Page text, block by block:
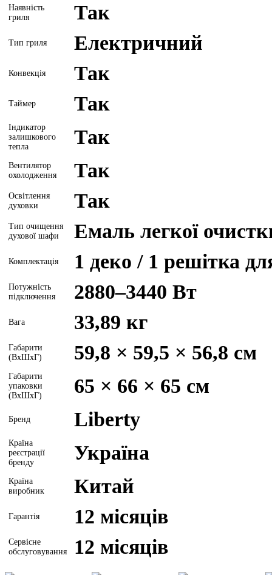
Наявність
гриля
Так
Тип гриля Електричний
Конвекція Так
Таймер Так
Індикатор
залишкового
тепла
Так
Вентилятор
охолодження
Так
Освітлення
духовки
Так
Тип очищення
духової шафи
Емаль легкої
Комплектація 1 деко / 1 решітка
Потужність
підключення
2880–3440 Вт
Вага 33,89 кг
Габарити
(ВхШхГ)
59,8 × 59,5 × 56,8 см
Габарити
упаковки
(ВхШхГ)
65 × 66 × 65 см
Бренд Liberty
Країна
реєстрації
бренду
Україна
Країна
виробник
Китай
Гарантія 12 місяців
Сервісне
обслуговування
12 місяців